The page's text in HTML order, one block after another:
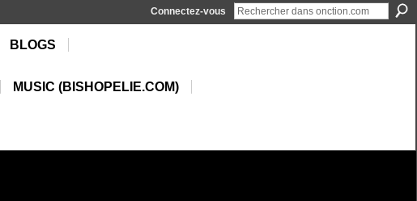
Connectez-vous
BLOGS
MUSIC (BISHOPELIE.COM)